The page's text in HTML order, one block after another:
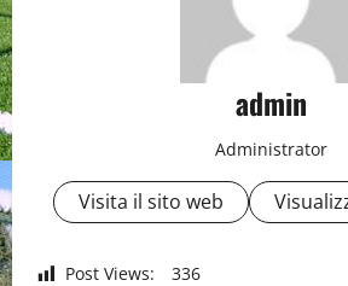
admin
Administrator
Visita il sito web
Post Views: 336